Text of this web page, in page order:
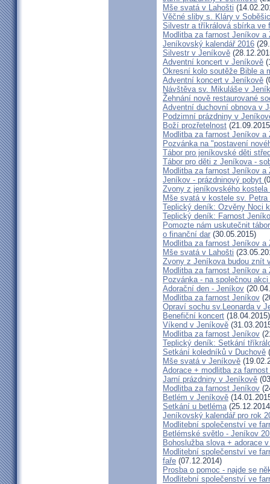
Mše svatá v Lahošti
Věčné sliby s. Kláry v
Silvestr a tříkrálová sbírka ve
Modlitba za farnost Jeníkov a
Jeníkovský kalendář 2016
Silvestr v Jeníkově
Adventní koncert v Jeníkově
Okresní kolo soutěže Bible a
Adventní koncert v Jeníkově
Návštěva sv. Mikuláše v
Žehnání nově restaurované
Adventní duchovní obnova v
Podzimní prázdniny v
Boží prozřetelnost
Modlitba za farnost Jeníkov a
Pozvánka na "postavení
Tábor pro jeníkovské děti
Tábor pro děti z Jeníkova -
Modlitba za farnost Jeníkov a
Jeníkov - prázdninový pobyt
Zvony z jeníkovského
Mše svatá v kostele sv.
Teplický deník: Ozvěny Noci
Teplický deník: Farnost
Pomozte nám uskutečnit
o finanční dar (30.05.2015)
Modlitba za farnost Jeníkov a
Mše svatá v Lahošti
Zvony z Jeníkova budou znít
Modlitba za farnost Jeníkov a
Pozvánka - na společnou
Adorační den - Jeníkov
Modlitba za farnost Jeníkov
Opraví sochu sv.Leonarda v
Benefiční koncert (18.04.2015)
Víkend v Jeníkově
Modlitba za farnost Jeníkov
Teplický deník: Setkání
Setkání koledníků v Duchově
Mše svatá v Jeníkově
Adorace + modlitba za
Jarní prázdniny v Jeníkově
Modlitba za farnost Jeníkov
Betlém v Jeníkově
Setkání u betléma
Jeníkovský kalendář pro rok
Modlitební společenství ve
Betlémské světlo - Jeníkov
Bohoslužba slova + adorace
Modlitební společenství ve
faře (07.12.2014)
Prosba o pomoc - najde se
Modlitební společenství ve